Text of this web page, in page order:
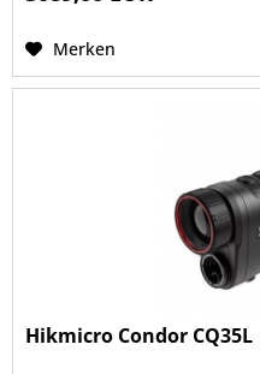
Merken
Hikmicro Condor CQ35L